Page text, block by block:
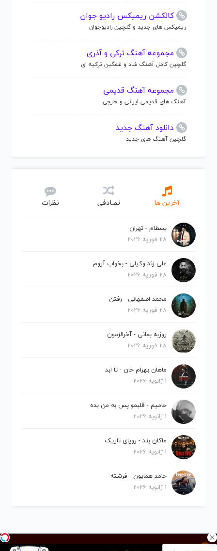
کالکشن ریمیکس رادیو جوان
ریمیکس های جدید و گلچین رادیوجوان
مجموعه آهنگ ترکی و آذری
گلچین کامل آهنگ شاد و غمگین ترکیه ای
مجموعه آهنگ قدیمی
آهنگ های قدیمی ایرانی و خارجی
دانلود آهنگ جدید
گلچین آهنگ های جدید
آخرین ها تصادفی نظرات
بسطام - تهران
28 فوریه 2026
علی زند وکیلی - بخواب آروم
28 فوریه 2026
محمد اصفهانی - رفتن
28 فوریه 2026
روزبه بمانی - آخرالزمون
28 فوریه 2026
ماهان بهرام خان - تا ابد
1 ژانویه 2026
حامیم - قلبمو پس به من بده
1 ژانویه 2026
ماکان بند - رویای تاریک
1 ژانویه 2026
حامد همایون - فرشته
1 ژانویه 2026
کلیه حقوق برای نیلو موزیک محفوظ است.